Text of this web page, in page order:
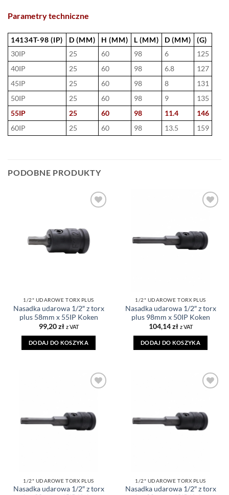
Parametry techniczne
14134T-98 (IP) D (MM) H (MM) L (MM) D (MM)
(G)
30IP
25 60 98 6
125
40IP
25 60 98 6.8
127
45IP
25 60 98 8
131
50IP
25 60 98 9
135
55IP
25 60 98 11.4
146
60IP
25 60 98 13.5 159
PODOBNE PRODUKTY
1/2" UDAROWE TORX PLUS
Nasadka udarowa 1/2″ z torx
plus 58mm x 55IP Koken
99,20zł z VAT
DODAJ DO KOSZYKA
1/2" UDAROWE TORX PLUS
Nasadka udarowa 1/2″ z torx
plus 98mm x 50IP Koken
104,14zł z VAT
DODAJ DO KOSZYKA
1/2" UDAROWE TORX PLUS
Nasadka udarowa 1/2″ z torx
1/2" UDAROWE TORX PLUS
Nasadka udarowa 1/2″ z torx